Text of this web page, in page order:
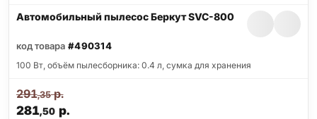
Автомобильный пылесос Беркут SVC-800
код товара #490314
100 Вт, объём пылесборника: 0.4 л, сумка для хранения
281,50р.
291,35р.